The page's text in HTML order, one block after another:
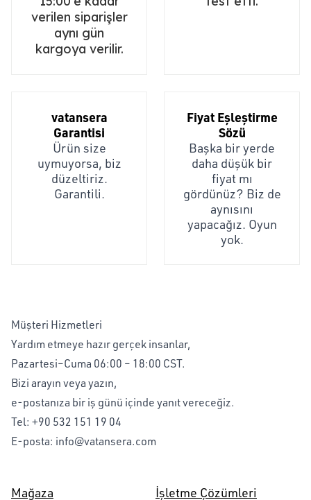
verilen siparişler
aynı gün
kargoya verilir.
vatansera
Garantisi
Ürün size
uymuyorsa, biz
düzeltiriz.
Garantili.
Fiyat Eşleştirme
Sözü
Başka bir yerde
daha düşük bir
fiyat mı
gördünüz? Biz de
aynısını
yapacağız. Oyun
yok.
Müşteri Hizmetleri
Yardım etmeye hazır gerçek insanlar,
Pazartesi–Cuma 06:00 – 18:00 CST.
Bizi arayın veya yazın,
e-postanıza bir iş günü içinde yanıt vereceğiz.
Tel: +90 532 151 19 04
E-posta: info@vatansera.com
Mağaza İşletme Çözümleri